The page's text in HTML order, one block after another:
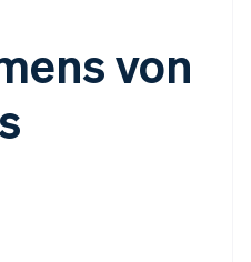
um
von